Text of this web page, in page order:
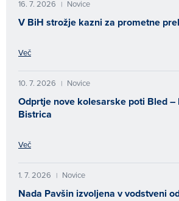
16. 7. 2026 | Novice
V BiH strožje kazni za prometne
Več
10. 7. 2026 | Novice
Odprtje nove kolesarske poti Bled –
Bistrica
Več
1. 7. 2026 | Novice
Nada Pavšin izvoljena v vodstveni